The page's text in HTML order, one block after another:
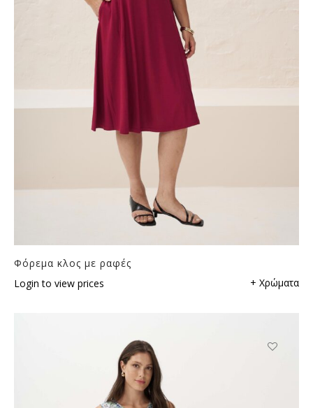
Φόρεμα κλος με ραφές
Login to view prices
+ Χρώματα